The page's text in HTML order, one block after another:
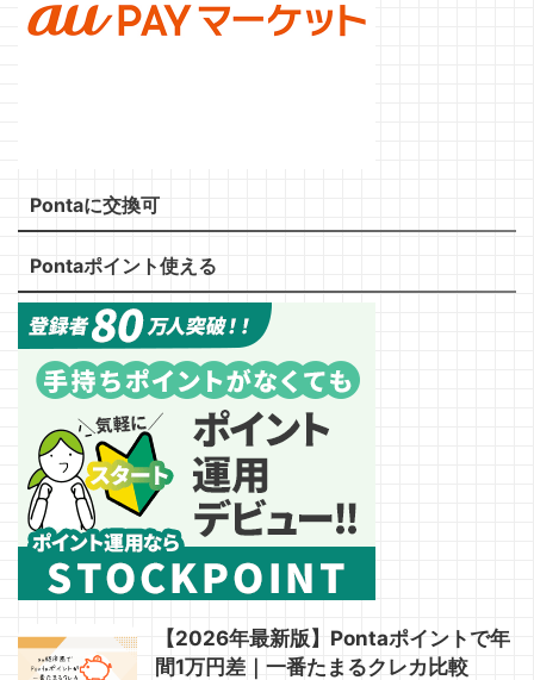
Pontaに交換可
Pontaポイント使える
【2026年最新版】Pontaポイントで年
間1万円差｜一番たまるクレカ比較